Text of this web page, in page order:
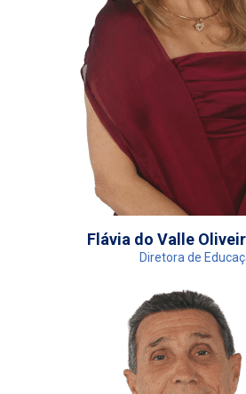
Flávia do Valle
Diretora de